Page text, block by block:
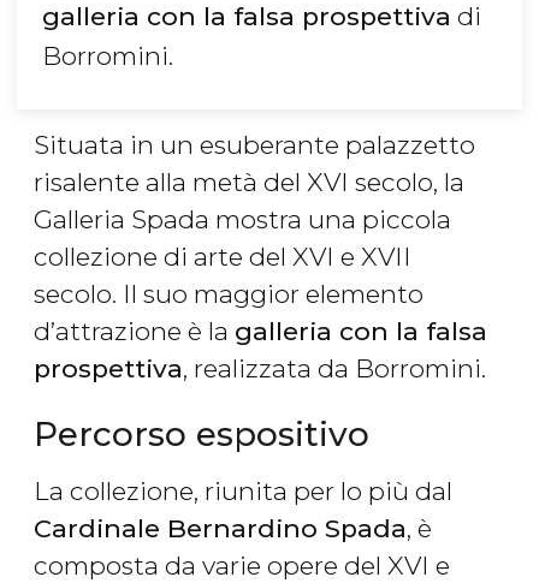
galleria con la falsa prospettiva di
Borromini.
Situata in un esuberante palazzetto
risalente alla metà del XVI secolo, la
Galleria Spada mostra una piccola
collezione di arte del XVI e XVII
secolo. Il suo maggior elemento
d’attrazione è la galleria con la falsa
prospettiva, realizzata da Borromini.
Percorso espositivo
La collezione, riunita per lo più dal
Cardinale Bernardino Spada, è
composta da varie opere del XVI e